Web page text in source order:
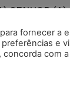
SENHOR
E
processo
fornecer a
e
concorda com